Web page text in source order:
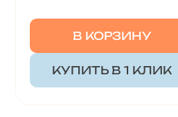
В КОРЗИНУ
КУПИТЬ В 1 КЛИК